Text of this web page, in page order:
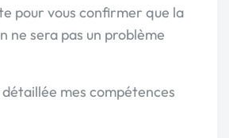
pour vous confirmer que la
ne sera pas un problème
mes compétences